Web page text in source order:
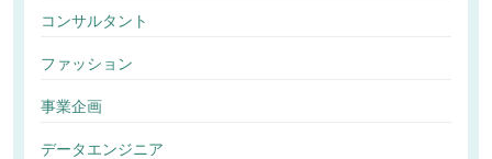
コンサルタント
ファッション
事業企画
データエンジニア